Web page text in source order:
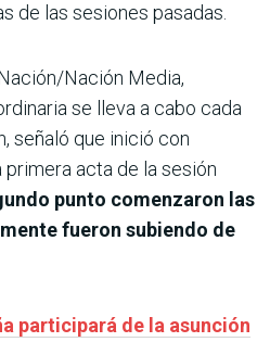
de las sesiones pasadas.
Nación Media,
se lleva a cabo cada
señaló que inició con
acta de la sesión
punto comenzaron las
fueron subiendo de
participará de la asunción